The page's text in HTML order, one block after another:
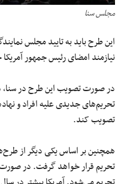
مجلس سنا
این طرح باید به تایید مجلس
نیازمند امضای رئیس جمهور
تحریم‌های جدیدی علیه افراد و
تصویب کند.
همچنین بر اساس یکی دیگر از
تحریم قرار خواهد گرفت. در صورت